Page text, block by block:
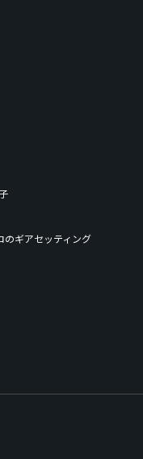
のギアセッティング